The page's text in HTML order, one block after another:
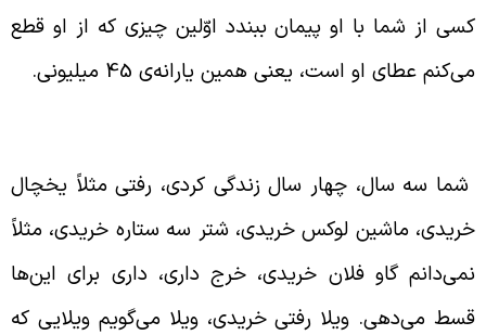
از شما با او پیمان ببندد اوّلین چیزی که از او قطع
عطای او است، یعنی همین یارانه‌ی 45 میلیونی.
سه سال، چهار سال زندگی کردی، رفتی مثلاً یخچال
ماشین لوکس خریدی، شتر سه ستاره خریدی، مثلاً
گاو فلان خریدی، خرج داری، داری برای این‌ها
می‌دهی. ویلا رفتی خریدی، ویلا می‌گویم ویلایی که